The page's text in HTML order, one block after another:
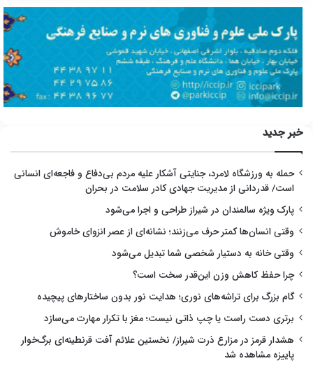
خبر جدید
حمله به ورزشگاه لامرد، جنایتی آشکار علیه مردم بی‌دفاع و فاجعه‌ای انسانی
است/ قدردانی از مدیریت جهادی کادر سلامت در بحران
پارک ویژه سالمندان در شیراز طراحی و اجرا می‌شود
وقتی انسان‌ها کمتر حرف می‌زنند؛ نشانه‌ای از عصر انزوای خاموش
وقتی خانه به دستیار شخصی شما تبدیل می‌شود
چرا حفظ کاهش وزن این‌قدر سخت است؟
گام بزرگ برای تراشه‌های نوری؛ هدایت نور بدون ساختارهای پیچیده
برتری دست راست یا چپ ذاتی نیست؛ مغز با تکرار مهارت می‌سازد
هشدار قرمز در مزارع ذرت شیراز/ نخستین علائم آفت قرنطینه‌ای برگ‌خوار
پاییزه مشاهده شد